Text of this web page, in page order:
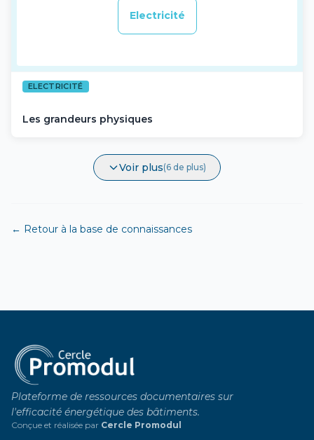
Electricité
ELECTRICITÉ
Les grandeurs physiques
Voir plus(6 de plus)
← Retour à la base de connaissances
Plateforme de ressources documentaires sur
l'efficacité énergétique des bâtiments.
Conçue et réalisée par Cercle Promodul